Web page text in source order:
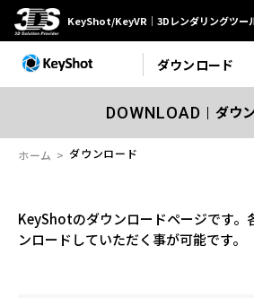
KeyShot/KeyVR｜3Dレンダリングツー
ダウンロード
DOWNLOAD ダウ
ホーム ダウンロード
KeyShotのダウンロードページです。
ンロードしていただく事が可能です。